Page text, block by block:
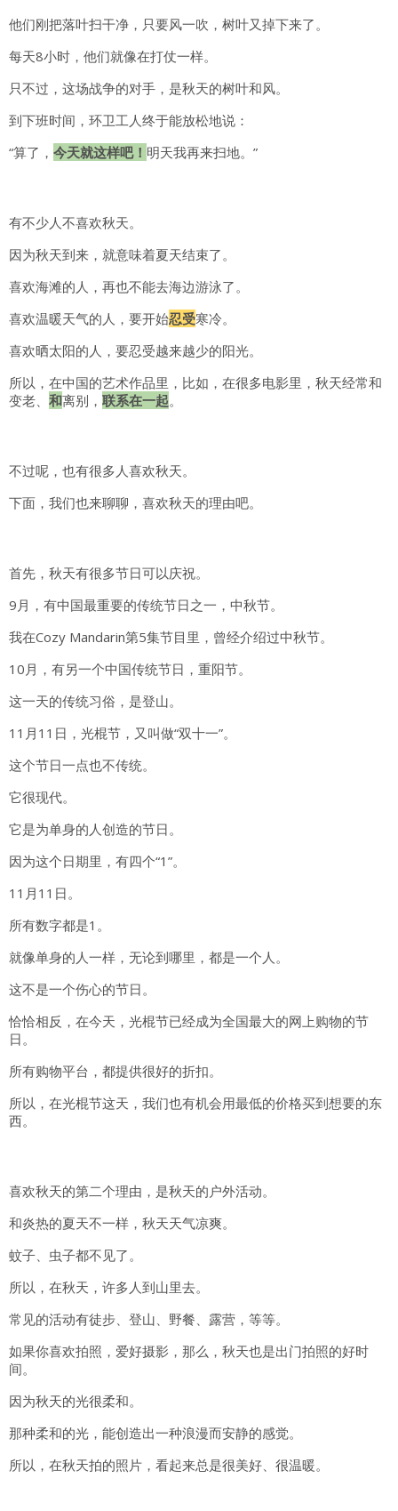
他们刚把落叶扫干净，只要风一吹，树叶又掉下来了。
每天8小时，他们就像在打仗一样。
只不过，这场战争的对手，是秋天的树叶和风。
到下班时间，环卫工人终于能放松地说：
“算了， 今天就这样吧！ 明天我再来扫地。”
有不少人不喜欢秋天。
因为秋天到来，就意味着夏天结束了。
喜欢海滩的人，再也不能去海边游泳了。
喜欢温暖天气的人，要开始忍受寒冷。
喜欢晒太阳的人，要忍受越来越少的阳光。
所以，在中国的艺术作品里，比如，在很多电影里，秋天经常和
变老、 和离别， 联系在一起。
不过呢，也有很多人喜欢秋天。
下面，我们也来聊聊，喜欢秋天的理由吧。
首先，秋天有很多节日可以庆祝。
9月，有中国最重要的传统节日之一，中秋节。
我在Cozy Mandarin第5集节目里，曾经介绍过中秋节。
10月，有另一个中国传统节日，重阳节。
这一天的传统习俗，是登山。
11月11日，光棍节，又叫做“双十一”。
这个节日一点也不传统。
它很现代。
它是为单身的人创造的节日。
因为这个日期里，有四个“1”。
11月11日。
所有数字都是1。
就像单身的人一样，无论到哪里，都是一个人。
这不是一个伤心的节日。
恰恰相反，在今天，光棍节已经成为全国最大的网上购物的节
日。
所有购物平台，都提供很好的折扣。
所以，在光棍节这天，我们也有机会用最低的价格买到想要的东
西。
喜欢秋天的第二个理由，是秋天的户外活动。
和炎热的夏天不一样，秋天天气凉爽。
蚊子、虫子都不见了。
所以，在秋天，许多人到山里去。
常见的活动有徒步、登山、野餐、露营，等等。
如果你喜欢拍照，爱好摄影，那么，秋天也是出门拍照的好时
间。
因为秋天的光很柔和。
那种柔和的光，能创造出一种浪漫而安静的感觉。
所以，在秋天拍的照片，看起来总是很美好、很温暖。